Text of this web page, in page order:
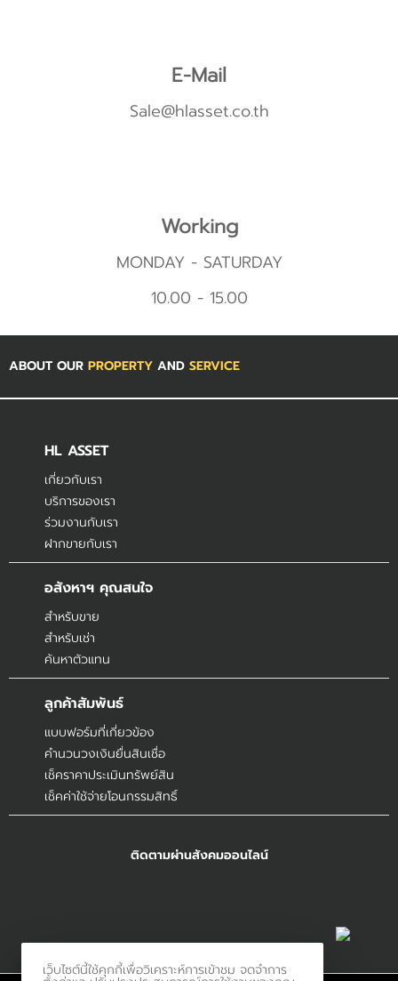
E-Mail
Sale@hlasset.co.th
Working
MONDAY - SATURDAY
10.00 - 15.00
ABOUT OUR PROPERTY AND SERVICE
HL ASSET
เกี่ยวกับเรา
บริการของเรา
ร่วมงานกับเรา
ฝากขายกับเรา
อสังหาฯ คุณสนใจ
สำหรับขาย
สำหรับเช่า
ค้นหาตัวแทน
ลูกค้าสัมพันธ์
แบบฟอร์มที่เกี่ยวข้อง
คำนวนวงเงินยื่นสินเชื่อ
เช็คราคาประเมินทรัพย์สิน
เช็คค่าใช้จ่ายโอนกรรมสิทธิ์
ติดตามผ่านสังคมออนไลน์
เว็บไซต์นี้ใช้คุกกี้เพื่อวิเคราะห์การเข้าชม จดจำการ